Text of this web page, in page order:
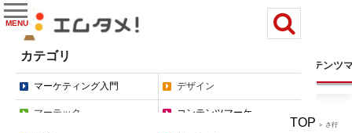
マーケティング入門 コンテンツ
MENU
カテゴリ
マーケティング入門 デザイン
マーテック コンテンツマーケ
TOP ＞ さ行